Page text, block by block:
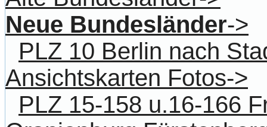
Neue Bundesländer->
PLZ 10 Berlin nach
Ansichtskarten Fotos->
PLZ 15-158 u.16-166